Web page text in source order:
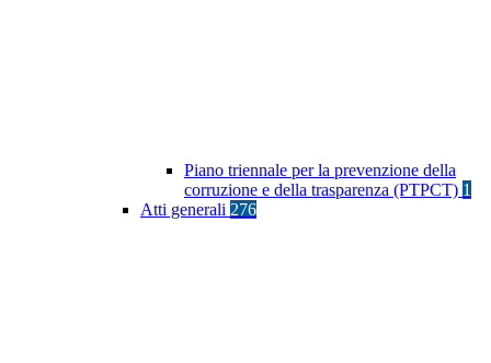
Piano triennale per la prevenzione della
corruzione e della trasparenza (PTPCT) 1
Atti generali 276